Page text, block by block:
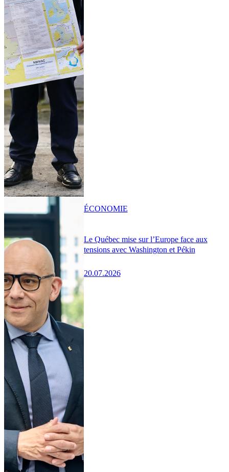
Le Québec mise sur l’Europe face aux
tensions avec Washington et Pékin
20.07.2026
ÉCONOMIE